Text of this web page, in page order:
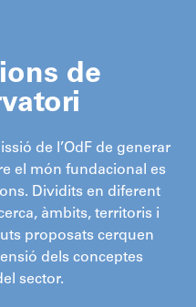
de
de l’OdF de generar
el món fundacional es
Dividits en diferent
àmbits, territoris i
proposats cerquen
dels conceptes
sector.